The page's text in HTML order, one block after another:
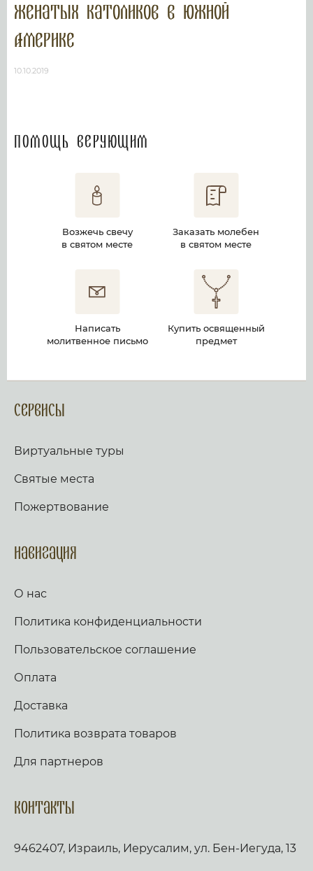
женатых католиков в Южной
Америке
10.10.2019
Помощь верующим
Возжечь свечу
в святом месте
Заказать молебен
в святом месте
Написать
молитвенное письмо
Купить освященный
предмет
Сервисы
Виртуальные туры
Святые места
Пожертвование
Навигация
О нас
Политика конфиденциальности
Пользовательское соглашение
Оплата
Доставка
Политика возврата товаров
Для партнеров
Контакты
9462407, Израиль, Иерусалим, ул. Бен-Иегуда, 13